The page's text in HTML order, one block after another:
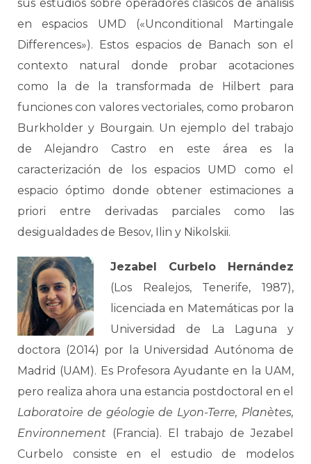
sus estudios sobre operadores clásicos de análisis
en espacios UMD («Unconditional Martingale
Differences»). Estos espacios de Banach son el
contexto natural donde probar acotaciones
como la de la transformada de Hilbert para
funciones con valores vectoriales, como probaron
Burkholder y Bourgain. Un ejemplo del trabajo
de Alejandro Castro en este área es la
caracterización de los espacios UMD como el
espacio óptimo donde obtener estimaciones a
priori entre derivadas parciales como las
desigualdades de Besov, Ilin y Nikolskii.
Jezabel Curbelo Hernández
(Los Realejos, Tenerife, 1987),
licenciada en Matemáticas por la
Universidad de La Laguna y
doctora (2014) por la Universidad Autónoma de
Madrid (UAM). Es Profesora Ayudante en la UAM,
pero realiza ahora una estancia postdoctoral en el
Laboratoire de géologie de Lyon-Terre, Planètes,
Environnement (Francia). El trabajo de Jezabel
Curbelo consiste en el estudio de modelos